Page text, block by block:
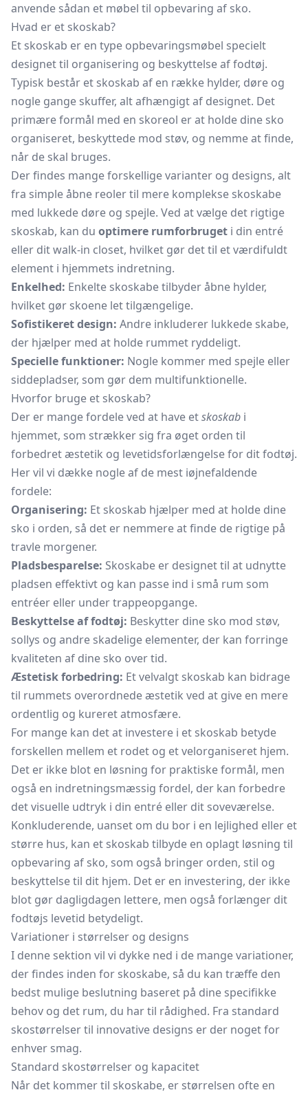
anvende sådan et møbel til opbevaring af sko.
Hvad er et skoskab?
Et skoskab er en type opbevaringsmøbel specielt
designet til organisering og beskyttelse af fodtøj.
Typisk består et skoskab af en række hylder, døre og
nogle gange skuffer, alt afhængigt af designet. Det
primære formål med en skoreol er at holde dine sko
organiseret, beskyttede mod støv, og nemme at finde,
når de skal bruges.
Der findes mange forskellige varianter og designs, alt
fra simple åbne reolertil mere komplekse skoskabe
med lukkede døre og spejle. Ved at vælge det rigtige
skoskab, kan du optimere rumforbruget i din entré
eller dit walk-in closet, hvilket gør det til et værdifuldt
element i hjemmets indretning.
Enkelhed: Enkelte skoskabe tilbyder åbne hylder,
hvilket gør skoene let tilgængelige.
Sofistikeret design: Andre inkluderer lukkede skabe,
der hjælper med at holde rummet ryddeligt.
Specielle funktioner: Nogle kommer med spejle eller
siddepladser, som gør dem multifunktionelle.
Hvorfor bruge et skoskab?
Der er mange fordele ved at have etskoskab i
hjemmet, som strækker sig fra øget orden til
forbedret æstetik og levetidsforlængelse for dit fodtøj.
Her vil vi dække nogle af de mest iøjnefaldende
fordele:
Organisering: Et skoskab hjælper med at holde dine
sko i orden, så det er nemmere at finde de rigtige på
travle morgener.
Pladsbesparelse: Skoskabe er designet til at udnytte
pladsen effektivt og kan passe ind i små rum som
entréer eller under trappeopgange.
Beskyttelse af fodtøj: Beskytter dine sko mod støv,
sollys og andre skadelige elementer, der kan forringe
kvaliteten af dine sko over tid.
Æstetisk forbedring: Et velvalgt skoskab kan bidrage
til rummets overordnede æstetik ved at give en mere
ordentlig og kureret atmosfære.
For mange kan det at investere i et skoskab betyde
forskellen mellem et rodet og et velorganiseret hjem.
Det er ikke blot en løsning for praktiske formål, men
også en indretningsmæssig fordel, der kan forbedre
det visuelle udtryk i din entré eller dit soveværelse.
Konkluderende, uanset om du bor i en lejlighed eller et
større hus, kan et skoskab tilbyde en oplagt løsning til
opbevaring af sko, som også bringer orden, stil og
beskyttelse til dit hjem. Det er en investering, der ikke
blot gør dagligdagen lettere, men også forlænger dit
fodtøjs levetid betydeligt.
Variationer i størrelser og designs
I denne sektion vil vi dykke ned i de mange variationer,
der findes inden for skoskabe, så du kan træffe den
bedst mulige beslutning baseret på dine specifikke
behov og det rum, du har til rådighed. Fra standard
skostørrelser til innovative designs er der noget for
enhver smag.
Standard skostørrelser og kapacitet
Når det kommer til skoskabe, er størrelsen ofte en